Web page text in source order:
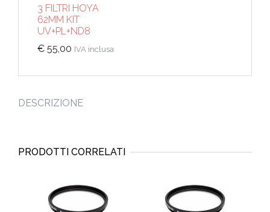
3 FILTRI HOYA
62MM KIT
UV+PL+ND8
€ 55,00 IVA inclusa
DESCRIZIONE
PRODOTTI CORRELATI